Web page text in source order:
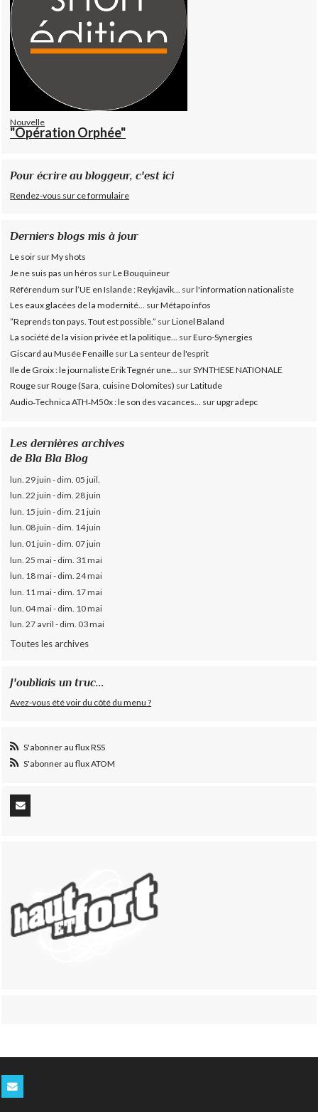
Nouvelle
"Opération Orphée"
Pour écrire au bloggeur, c'est ici
Rendez-vous sur ce formulaire
Derniers blogs mis à jour
Le soir surMy shots
Je ne suis pas un héros surLe Bouquineur
Référendum sur l’UE en Islande : Reykjavik...
surl'information nationaliste
Les eaux glacées de la modernité... surMétapo infos
”Reprends ton pays. Tout est possible.” surLionel Baland
La société de la vision privée et la politique... surEuro-Synergies
Giscard au Musée Fenaille surLa senteur de l'esprit
Ile de Groix : le journaliste Erik Tegnér une...
surSYNTHESE NATIONALE
Rouge sur Rouge (Sara, cuisine Dolomites) surLatitude
Audio‑Technica ATH‑M50x : le son des vacances...
surupgradepc
Les dernières archives
de Bla Bla Blog
lun. 29 juin - dim. 05 juil.
lun. 22 juin - dim. 28 juin
lun. 15 juin - dim. 21 juin
lun. 08 juin - dim. 14 juin
lun. 01 juin - dim. 07 juin
lun. 25 mai - dim. 31 mai
lun. 18 mai - dim. 24 mai
lun. 11 mai - dim. 17 mai
lun. 04 mai - dim. 10 mai
lun. 27 avril - dim. 03 mai
Toutes les archives
J'oubliais un truc...
Avez-vous été voir du côté du menu ?
S'abonner au flux RSS
S'abonner au flux ATOM